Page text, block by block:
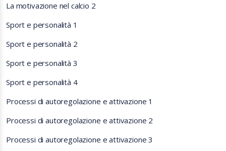
La motivazione nel calcio 2
Sport e personalità 1
Sport e personalità 2
Sport e personalità 3
Sport e personalità 4
Processi di autoregolazione e attivazione 1
Processi di autoregolazione e attivazione 2
Processi di autoregolazione e attivazione 3